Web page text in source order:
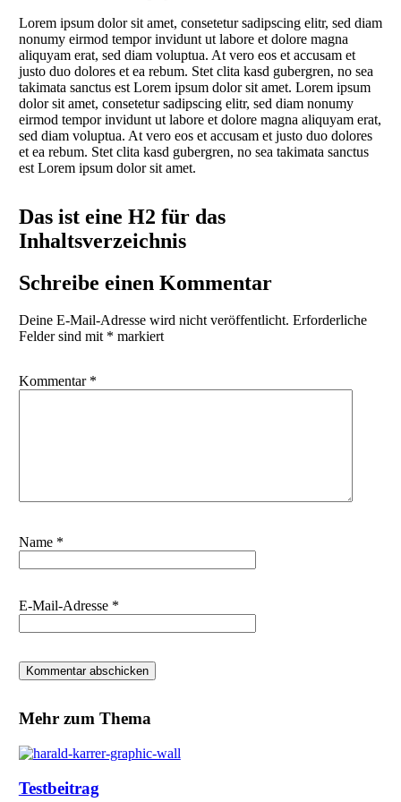
Lorem ipsum dolor sit amet, consetetur sadipscing elitr, sed diam
nonumy eirmod tempor invidunt ut labore et dolore magna
aliquyam erat, sed diam voluptua. At vero eos et accusam et
justo duo dolores et ea rebum. Stet clita kasd gubergren, no sea
takimata sanctus est Lorem ipsum dolor sit amet. Lorem ipsum
dolor sit amet, consetetur sadipscing elitr, sed diam nonumy
eirmod tempor invidunt ut labore et dolore magna aliquyam erat,
sed diam voluptua. At vero eos et accusam et justo duo dolores
et ea rebum. Stet clita kasd gubergren, no sea takimata sanctus
est Lorem ipsum dolor sit amet.
Das ist eine H2 für das
Inhaltsverzeichnis
Schreibe einen Kommentar
Deine E-Mail-Adresse wird nicht veröffentlicht. Erforderliche
Felder sind mit * markiert
Kommentar *
Name *
E-Mail-Adresse *
Mehr zum Thema
Testbeitrag